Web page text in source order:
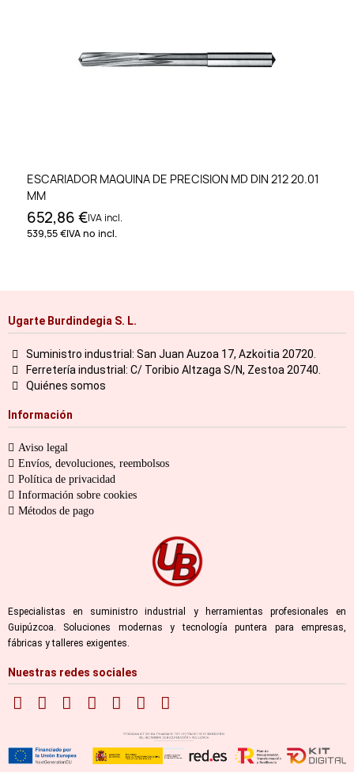
ESCARIADOR MAQUINA DE PRECISION MD DIN 212 20.01
MM
652,86 €IVA incl.
539,55 €IVA no incl.
Ugarte Burdindegia S. L.
Suministro industrial: San Juan Auzoa 17, Azkoitia 20720.
Ferretería industrial: C/ Toribio Altzaga S/N, Zestoa 20740.
Quiénes somos
Información
Aviso legal
Envíos, devoluciones, reembolsos
Política de privacidad
Información sobre cookies
Métodos de pago
Especialistas en suministro industrial y herramientas profesionales en
Guipúzcoa. Soluciones modernas y tecnología puntera para empresas,
fábricas y talleres exigentes.
Nuestras redes sociales